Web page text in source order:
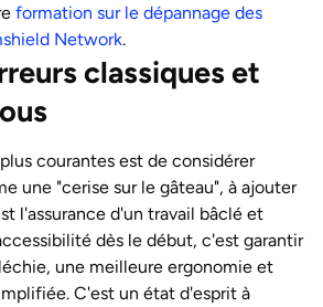
formation sur le dépannage des
Network.
classiques et
courantes est de considérer
une "cerise sur le gâteau", à ajouter
l'assurance d'un travail bâclé et
dès le début, c'est garantir
une meilleure ergonomie et
C'est un état d'esprit à